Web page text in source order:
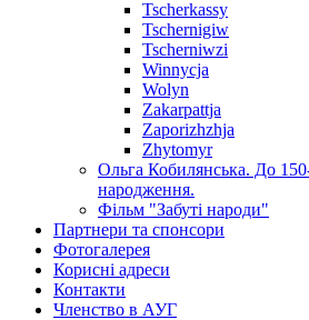
Tscherkassy
Tschernigiw
Tscherniwzi
Winnycja
Wolyn
Zakarpattja
Zaporizhzhja
Zhytomyr
Ольга Кобилянська. До
народження.
Фільм "Забуті народи"
Партнери та спонсори
Фотогалерея
Корисні адреси
Контакти
Членство в АУГ